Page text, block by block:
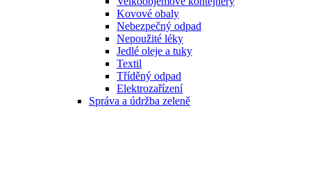
Kovové obaly
Nebezpečný odpad
Nepoužité léky
Jedlé oleje a tuky
Textil
Tříděný odpad
Elektrozařízení
Správa a údržba zeleně